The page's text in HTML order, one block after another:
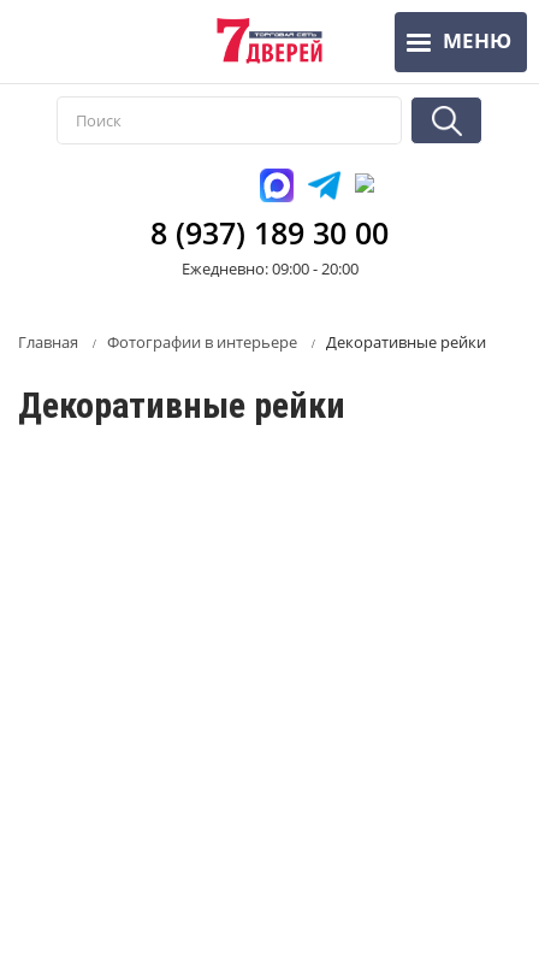
содержанию
МЕНЮ
8 (937) 189 30 00
Ежедневно: 09:00 - 20:00
Главная Фотографии в интерьере Декоративные рейки
Декоративные рейки